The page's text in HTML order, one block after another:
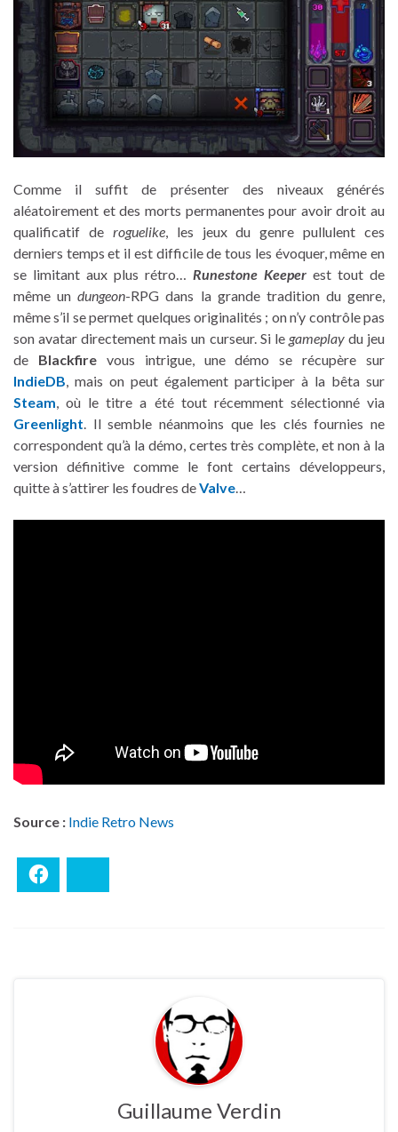
Comme il suffit de présenter des niveaux générés
aléatoirement et des morts permanentes pour avoir droit au
qualificatif de roguelike, les jeux du genre pullulent ces
derniers temps et il est difficile de tous les évoquer, même en
se limitant aux plus rétro… Runestone Keeper est tout de
même undungeon-RPG dans la grande tradition du genre,
même s’il se permet quelques originalités ; on n’y contrôle pas
son avatar directement mais un curseur. Si le gameplaydu jeu
de Blackfirevous intrigue, une démo se récupère sur
IndieDB , mais on peut également participer à la bêta sur
Steam , où le titre a été tout récemment sélectionné via
Greenlight . Il semble néanmoins que les clés fournies ne
correspondent qu’à la démo, certes très complète, et non à la
version définitive comme le font certains développeurs,
quitte à s’attirer les foudres deValve
Source : Indie Retro News
Guillaume Verdin